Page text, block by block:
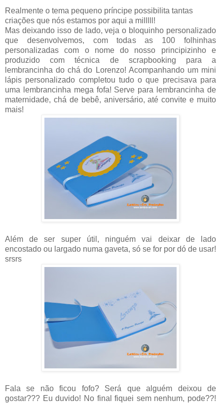
Realmente o tema pequeno príncipe possibilita tantas
criações que nós estamos por aqui a milllll!
Mas deixando isso de lado, veja o bloquinho personalizado
que desenvolvemos, com todas as 100 folhinhas
personalizadas com o nome do nosso principizinho e
produzido com técnica de scrapbooking para a
lembrancinha do chá do Lorenzo! Acompanhando um mini
lápis personalizado completou tudo o que precisava para
uma lembrancinha mega fofa! Serve para lembrancinha de
maternidade, chá de bebê, aniversário, até convite e muito
mais!
Além de ser super útil, ninguém vai deixar de lado
encostado ou largado numa gaveta, só se for por dó de usar!
srsrs
Fala se não ficou fofo? Será que alguém deixou de
gostar??? Eu duvido! No final fiquei sem nenhum, pode??!